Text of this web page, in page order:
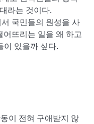
라는 것이다.
국민들의 원성을 사
뜨리는 일을 왜 하고
이 있을까 싶다.
이 전혀 구애받지 않